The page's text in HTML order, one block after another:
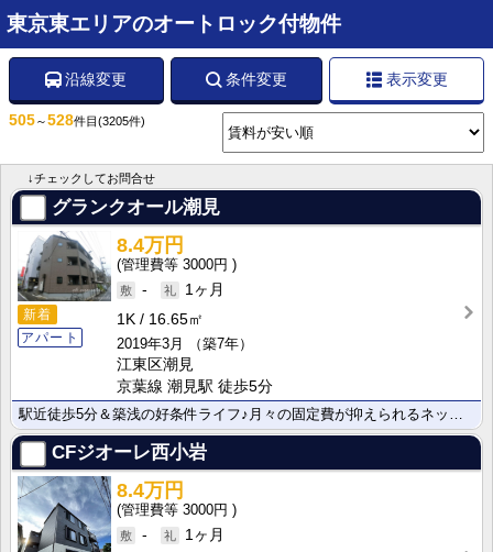
東京東エリアのオートロック付物件
沿線変更 条件変更 表示変更
505～528件目 (3205件)
↓チェックしてお問合せ
グランクオール潮見
新着
アパート
8.4万円
3000円
-
1ヶ月
1K
16.65㎡
2019年3月
（築7年）
江東区潮見
京葉線 潮見駅 徒歩5分
駅近徒歩5分＆築浅の好条件ライフ♪月々の固定費が抑えられるネット無料に加え、家賃もお手頃価格で新生活･･･
CFジオーレ西小岩
8.4万円
3000円
-
1ヶ月